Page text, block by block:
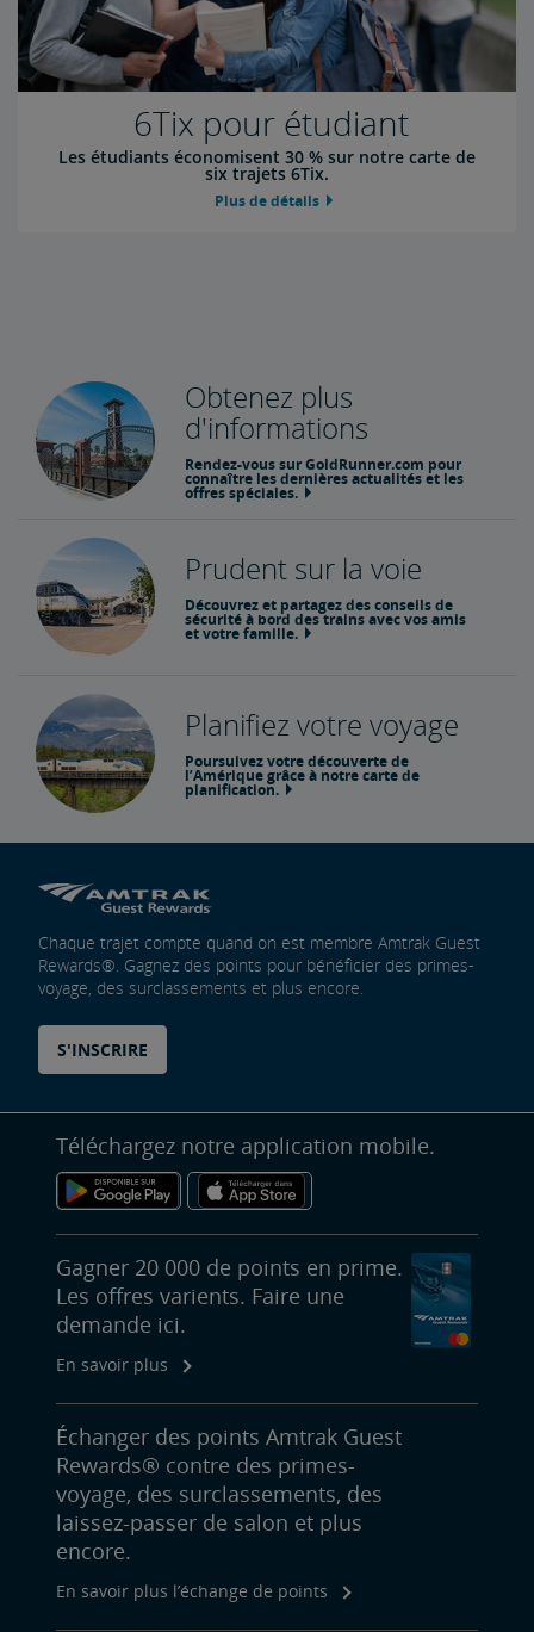
6Tix pour étudiant
Les étudiants économisent 30 % sur notre carte de
six trajets 6Tix.
Plus de détails
Obtenez plus
d'informations
Rendez-vous sur GoldRunner.com pour
connaître les dernières actualités et les
offres spéciales.
Prudent sur la voie
Découvrez et partagez des conseils de
sécurité à bord des trains avec vos amis
et votre famille.
Planifiez votre voyage
Poursuivez votre découverte de
l’Amérique grâce à notre carte de
planification.
Chaque trajet compte quand on est membre Amtrak Guest
Rewards®. Gagnez des points pour bénéficier des primes-
voyage, des surclassements et plus encore.
S'INSCRIRE
Téléchargez notre application mobile.
Gagner 20 000 de points en prime.
Les offres varients. Faire une
demande ici.
En savoir plus
Échanger des points Amtrak Guest
Rewards® contre des primes-
voyage, des surclassements, des
laissez-passer de salon et plus
encore.
En savoir plus l’échange de points